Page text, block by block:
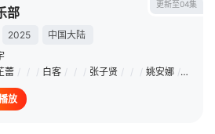
更新至04集
部
2025
中国大陆
蕾 / / / 白客 / / / 张子贤 / / / 姚安娜 / /
放